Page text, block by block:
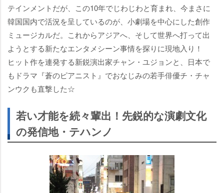
テインメントだが、この10年でじわじわと育まれ、今まさに
韓国国内で活況を呈しているのが、小劇場を中心にした創作
ミュージカルだ。これからアジアへ、そして世界へ打って出
ようとする新たなエンタメシーン事情を探りに現地入り！
ヒット作を連発する新鋭演出家チャン・ユジョンと、日本で
もドラマ『蒼のピアニスト』でおなじみの若手俳優チ・チャ
ンウクも直撃した☆
若い才能を続々輩出！先鋭的な演劇文化
の発信地・テハンノ